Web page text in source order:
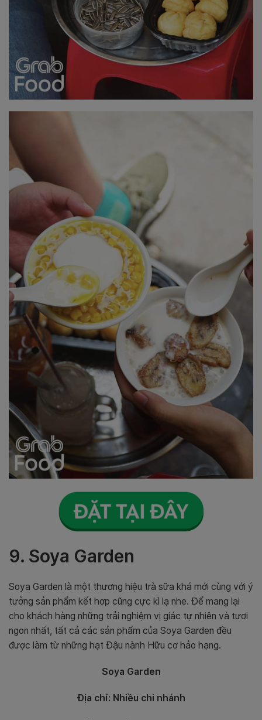
9. Soya Garden
Soya Garden là một thương hiệu trà sữa khá mới cùng với ý
tưởng sản phẩm kết hợp cũng cực kì lạ nhe. Để mang lại
cho khách hàng những trải nghiệm vị giác tự nhiên và tươi
ngon nhất, tất cả các sản phẩm của Soya Garden đều
được làm từ những hạt Đậu nành Hữu cơ hảo hạng.
Soya Garden
Địa chỉ: Nhiều chi nhánh